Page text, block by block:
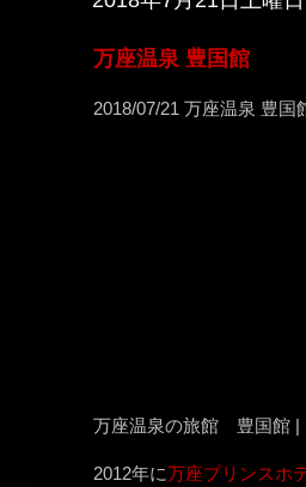
万座温泉 豊国館
2018/07/21 万座温泉 豊国
万座温泉の旅館 豊国館 |
2012年に万座プリンスホ